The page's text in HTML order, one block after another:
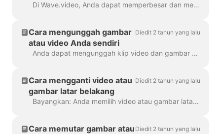
Di Wave.video, Anda dapat memperbesar dan memperkecil klip video atau gambar. Setelah Anda memperkecil, pembuat video akan secara otomatis menambahkan latar belakang polos untuk mengisi ...
Cara mengunggah gambar
atau video Anda sendiri
Diedit 2 tahun yang lalu
Anda dapat mengunggah klip video dan gambar Anda sendiri ke Wave.video dan membuat video dengannya. Anda dapat mencampur dan mencocokkan file media Anda sendiri dengan file yang ...
Cara mengganti video atau
gambar latar belakang
Diedit 2 tahun yang lalu
Bayangkan: Anda memilih video atau gambar latar belakang yang sempurna di Wave.video, menambahkan teks dan logo Anda ke dalamnya... lalu menyadari bahwa Anda ingin mengubah media...
Cara memutar gambar atau Diedit 2 tahun yang lalu